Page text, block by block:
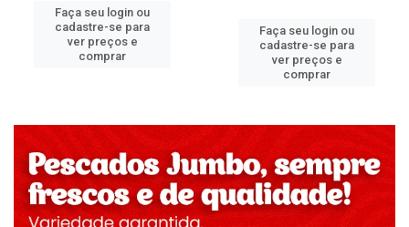
Faça seu login ou
cadastre-se para
ver preços e
comprar
Faça seu login ou
cadastre-se para
ver preços e
comprar